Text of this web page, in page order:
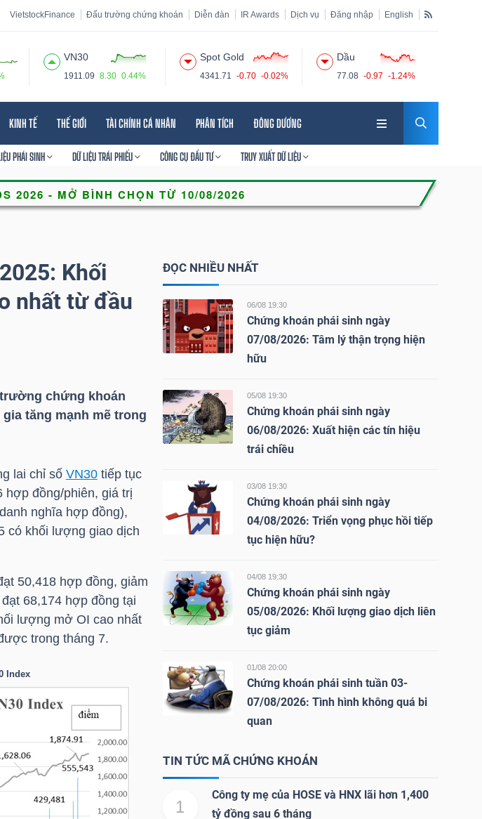
VietstockFinance Đấu trường chứng khoán Diễn đàn IR Awards Dịch vụ Đăng nhập English
VN30
1911.09 8.30 0.44%
Spot Gold
4341.71 -0.70 -0.02%
Dầu
77.08 -0.97 -1.24%
KINH TẾ THẾ GIỚI TÀI CHÍNH CÁ NHÂN PHÂN TÍCH ĐÔNG DƯƠNG
PHÁI SINH DỮ LIỆU TRÁI PHIẾU CÔNG CỤ ĐẦU TƯ TRUY XUẤT DỮ LIỆU
Khối
nhất từ đầu
chứng khoán
tăng mạnh mẽ trong
lai chỉ số VN30tiếp tục
hợp đồng/phiên, giá trị
nghĩa hợp đồng),
có khối lượng giao dịch
50,418 hợp đồng, giảm
68,174 hợp đồng tại
lượng mở OI cao nhất
trong tháng 7.
Index
ĐỌC NHIỀU NHẤT
06/08 19:30
Chứng khoán phái sinh ngày
07/08/2026: Tâm lý thận trọng hiện
hữu
05/08 19:30
Chứng khoán phái sinh ngày
06/08/2026: Xuất hiện các tín hiệu
trái chiều
03/08 19:30
Chứng khoán phái sinh ngày
04/08/2026: Triển vọng phục hồi tiếp
tục hiện hữu?
04/08 19:30
Chứng khoán phái sinh ngày
05/08/2026: Khối lượng giao dịch liên
tục giảm
01/08 20:00
Chứng khoán phái sinh tuần 03-
07/08/2026: Tình hình không quá bi
quan
TIN TỨC MÃ CHỨNG KHOÁN
1
Công ty mẹ của HOSE và HNX lãi hơn 1,400
tỷ đồng sau 6 tháng